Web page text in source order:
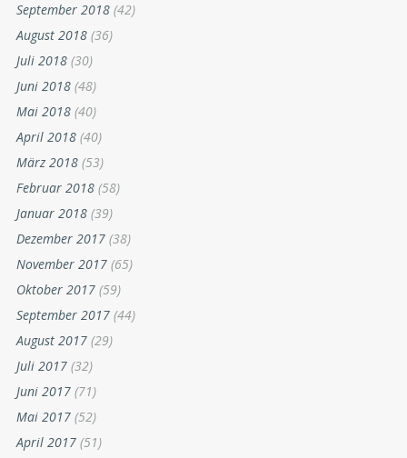
September 2018 (42)
August 2018 (36)
Juli 2018 (30)
Juni 2018 (48)
Mai 2018 (40)
April 2018 (40)
März 2018 (53)
Februar 2018 (58)
Januar 2018 (39)
Dezember 2017 (38)
November 2017 (65)
Oktober 2017 (59)
September 2017 (44)
August 2017 (29)
Juli 2017 (32)
Juni 2017 (71)
Mai 2017 (52)
April 2017 (51)